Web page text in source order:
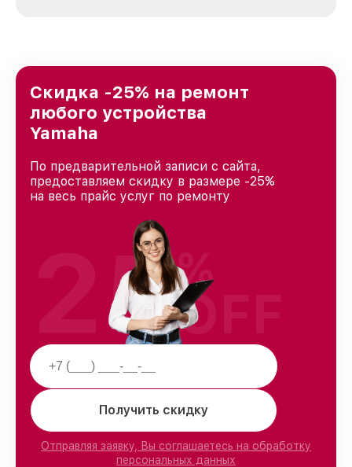
Нижнем Новгороде, постоянно повышая
уровень доверия и лояльности наших
клиентов.
Скидка -25% на ремонт
любого устройства
Yamaha
По предварительной записи с сайта,
предоставляем скидку в размере -25%
на весь прайс услуг по ремонту
Получить скидку
Отправляя заявку, Вы соглашаетесь на обработку
персональных данных
25%
OFF